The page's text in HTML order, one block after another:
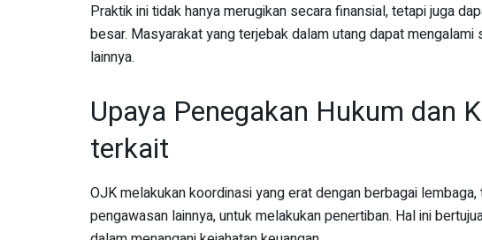
Praktik ini tidak hanya merugikan secara finansial, tetapi juga
besar. Masyarakat yang terjebak dalam utang dapat
lainnya.
Upaya Penegakan Hukum dan
terkait
OJK melakukan koordinasi yang erat dengan berbagai
pengawasan lainnya, untuk melakukan penertiban. Hal ini